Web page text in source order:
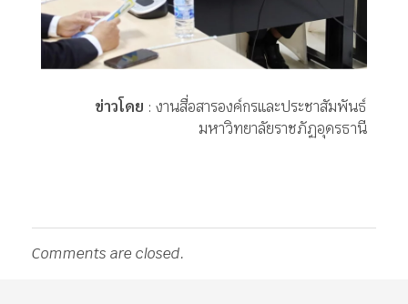
ข่าวโดย : งานสื่อสารองค์กรและประชาสัมพันธ์
มหาวิทยาลัยราชภัฏอุดรธานี
Comments are closed.